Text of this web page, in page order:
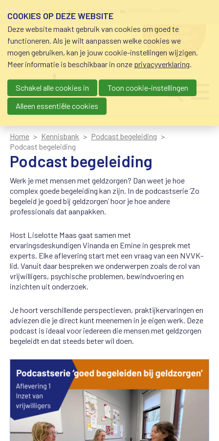
schuldhulp • sociaal krediet •
budgetbeheer • beschermingsbewind
hulp nodig
bij geldzorgen?
0800-8115.nl
Main navigation
Home Kennisbank
Podcast begeleiding
Podcast begeleiding
Podcast begeleiding
Werk je met mensen met geldzorgen? Dan weet je hoe
complex goede begeleiding kan zijn. In de podcastserie ‘Zo
begeleid je goed bij geldzorgen’ hoor je hoe andere
professionals dat aanpakken.
Host Liselotte Maas gaat samen met
ervaringsdeskundigen Vinanda en Emine in gesprek met
experts. Elke aflevering start met een vraag van een NVVK-
lid. Vanuit daar bespreken we onderwerpen zoals de rol van
vrijwilligers, psychische problemen, bewindvoering en
inzichten uit onderzoek.
Je hoort verschillende perspectieven, praktijkervaringen en
adviezen die je direct kunt meenemen in je eigen werk. Deze
podcast is ideaal voor iedereen die mensen met geldzorgen
begeleidt en dat steeds beter wil doen.
COOKIES OP DEZE WEBSITE
Deze website maakt gebruik van cookies om goed te
functioneren. Als je wilt aanpassen welke cookies we
mogen gebruiken, kan je jouw cookie-instellingen wijzigen.
Meer informatie is beschikbaar in onze privacyverklaring.
Schakel alle cookies in
Toon cookie-instellingen
Alleen essentiële cookies